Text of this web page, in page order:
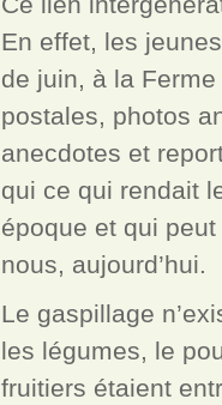
En effet, les
de juin, à la
postales, photos
anecdotes et
qui ce qui rendait
époque et qui
nous, aujourd’hui.
Le gaspillage
les légumes, le
fruitiers étaient